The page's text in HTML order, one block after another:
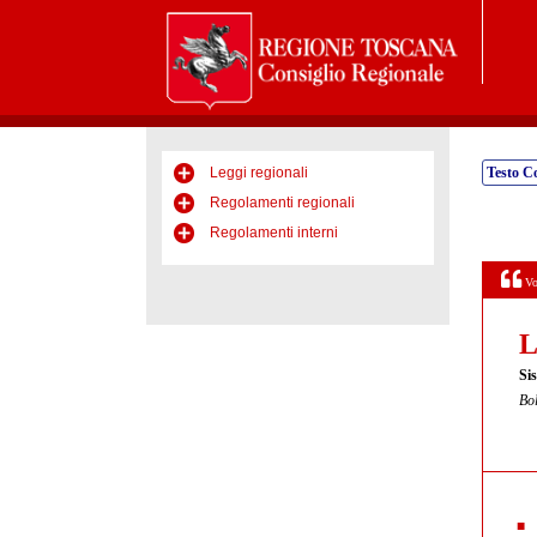
Leggi regionali
Regolamenti regionali
Regolamenti interni
Testo